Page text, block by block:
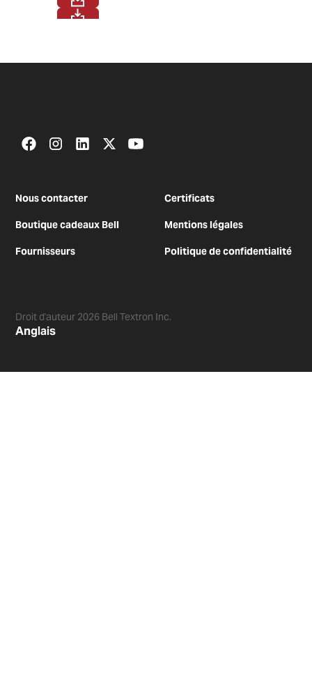
Nous contacter
Boutique cadeaux Bell
Fournisseurs
Certificats
Mentions légales
Politique de confidentialité
Anglais
Droit d'auteur 2026 Bell Textron Inc.